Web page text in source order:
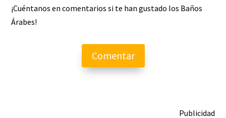
¡Cuéntanos en comentarios si te han gustado los Baños
Árabes!
Comentar
Publicidad